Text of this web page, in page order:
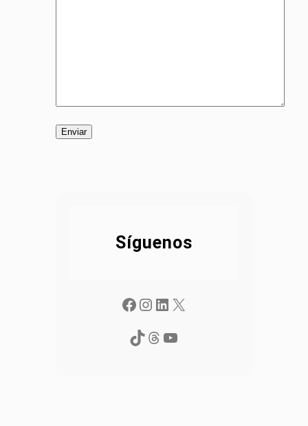
Síguenos
Facebook Instagram LinkedIn X
TikTok
Threads YouTube